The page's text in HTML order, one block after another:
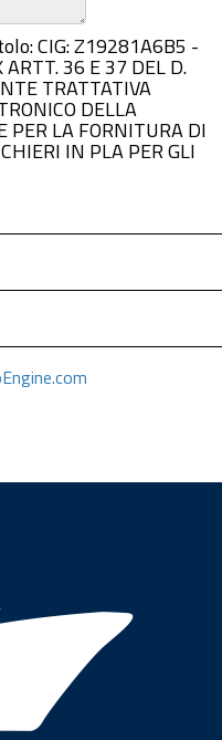
CIG: Z19281A6B5 -
ARTT. 36 E 37 DEL D.
TRATTATIVA
DELLA
LA FORNITURA DI
IN PLA PER GLI